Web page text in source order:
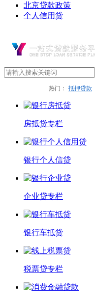
北京贷款政策
个人信用贷
热门： 抵押贷款
房抵贷专栏
银行个人信贷
企业贷专栏
银行车抵贷
税票贷专栏